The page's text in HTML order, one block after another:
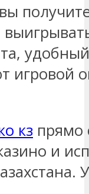
игровой
кз прямо
и